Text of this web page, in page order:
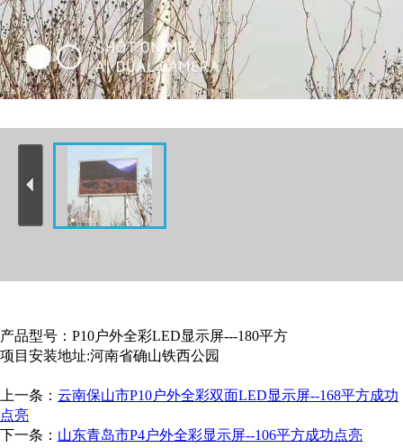
产品型号：P10户外全彩LED显示屏---180平方
项目安装地址:河南省确山铁西公园
上一条： 云南保山市P10户外全彩双面LED显示屏--168平方成功
点亮
下一条： 山东青岛市P4户外全彩显示屏--106平方成功点亮